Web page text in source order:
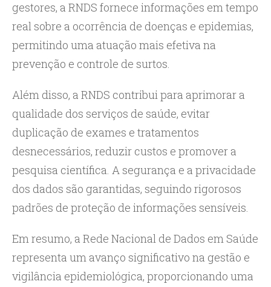
gestores, a RNDS fornece informações em tempo
real sobre a ocorrência de doenças e epidemias,
permitindo uma atuação mais efetiva na
prevenção e controle de surtos.
Além disso, a RNDS contribui para aprimorar a
qualidade dos serviços de saúde, evitar
duplicação de exames e tratamentos
desnecessários, reduzir custos e promover a
pesquisa científica. A segurança e a privacidade
dos dados são garantidas, seguindo rigorosos
padrões de proteção de informações sensíveis.
Em resumo, a Rede Nacional de Dados em Saúde
representa um avanço significativo na gestão e
vigilância epidemiológica, proporcionando uma